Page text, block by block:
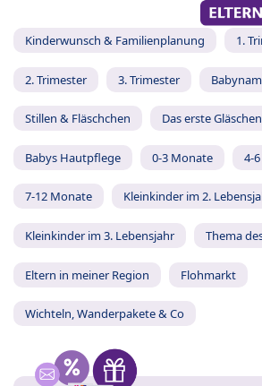
Kinderwunsch & Familienplanung 1.
2. Trimester 3. Trimester
Stillen & Fläschchen Das erste Gläschen
Babys Hautpflege 0-3 Monate 4-
7-12 Monate Kleinkinder im 2.
Kleinkinder im 3. Lebensjahr Thema
Eltern in meiner Region Flohmarkt
Wichteln, Wanderpakete & Co